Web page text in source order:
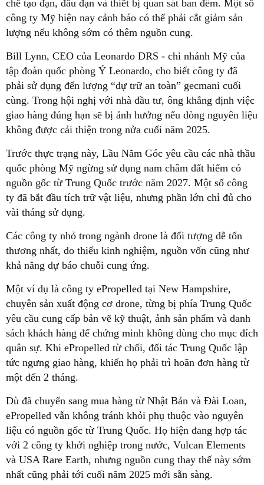
chế tạo đạn, đầu đạn và thiết bị quan sát ban đêm. Một số
công ty Mỹ hiện nay cảnh báo có thể phải cắt giảm sản
lượng nếu không sớm có thêm nguồn cung.
Bill Lynn, CEO của Leonardo DRS - chi nhánh Mỹ của
tập đoàn quốc phòng Ý Leonardo, cho biết công ty đã
phải sử dụng đến lượng “dự trữ an toàn” gecmani cuối
cùng. Trong hội nghị với nhà đầu tư, ông khẳng định việc
giao hàng đúng hạn sẽ bị ảnh hưởng nếu dòng nguyên liệu
không được cải thiện trong nửa cuối năm 2025.
Trước thực trạng này, Lầu Năm Góc yêu cầu các nhà thầu
quốc phòng Mỹ ngừng sử dụng nam châm đất hiếm có
nguồn gốc từ Trung Quốc trước năm 2027. Một số công
ty đã bắt đầu tích trữ vật liệu, nhưng phần lớn chỉ đủ cho
vài tháng sử dụng.
Các công ty nhỏ trong ngành drone là đối tượng dễ tổn
thương nhất, do thiếu kinh nghiệm, nguồn vốn cũng như
khả năng dự báo chuỗi cung ứng.
Một ví dụ là công ty ePropelled tại New Hampshire,
chuyên sản xuất động cơ drone, từng bị phía Trung Quốc
yêu cầu cung cấp bản vẽ kỹ thuật, ảnh sản phẩm và danh
sách khách hàng để chứng minh không dùng cho mục đích
quân sự. Khi ePropelled từ chối, đối tác Trung Quốc lập
tức ngưng giao hàng, khiến họ phải trì hoãn đơn hàng từ
một đến 2 tháng.
Dù đã chuyển sang mua hàng từ Nhật Bản và Đài Loan,
ePropelled vẫn không tránh khỏi phụ thuộc vào nguyên
liệu có nguồn gốc từ Trung Quốc. Họ hiện đang hợp tác
với 2 công ty khởi nghiệp trong nước, Vulcan Elements
và USA Rare Earth, nhưng nguồn cung thay thế này sớm
nhất cũng phải tới cuối năm 2025 mới sẵn sàng.